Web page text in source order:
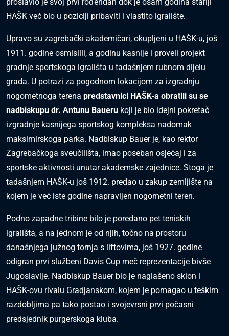
HAŠK već bio u poziciji pribaviti i vlastito igralište.
Upravo su zagrebački akademičari, okupljeni u HAŠK-u, još
1911. godine osmislili, a godinu kasnije i proveli projekt
gradnje sportskoga igrališta u tadašnjem rubnom dijelu
grada. U potrazi za pogodnom lokacijom za izgradnju
nogometnoga terena predstavnici HAŠK-a obratili su se
nadbiskupu dr. Antunu Baueru koji je bio idejni pokretač
izgradnje kasnijega sportskog kompleksa nadomak
maksimirskoga parka. Nadbiskup Bauer je, kao rektor
Zagrebačkoga sveučilišta, imao poseban osjećaj i za
sportske aktivnosti unutar akademske zajednice. Stoga je
tadašnjem HAŠK-u još 1912. predao u zakup zemljište na
kojem je već iste godine napravljen nogometni teren.
Podno zapadne tribine bilo je poredano pet teniskih
igrališta, a na jednom je od njih, točno na prostoru
današnjega južnog tornja s liftovima, još 1927. godine
odigran prvi službeni Davis Cup meč reprezentacije bivše
Jugoslavije. Nadbiskup Bauer bio je naglašeno sklon i
HAŠK-ovu rivalu Gradjanskom, kojem je pomagao u teškim
razdobljima pa tako postao i svojevrsni prvi počasni
predsjednik purgerskoga kluba.